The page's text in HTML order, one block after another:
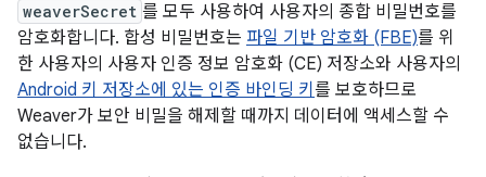
weaverSecret 를 모두 사용하여 사용자의 종합 비밀번호를
암호화합니다. 합성 비밀번호는 파일 기반 암호화 (FBE)를 위
한 사용자의 사용자 인증 정보 암호화 (CE) 저장소와 사용자의
Android 키 저장소에 있는 인증 바인딩 키 를 보호하므로
Weaver가 보안 비밀을 해제할 때까지 데이터에 액세스할 수
없습니다.